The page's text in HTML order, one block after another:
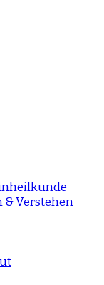
& Verstehen